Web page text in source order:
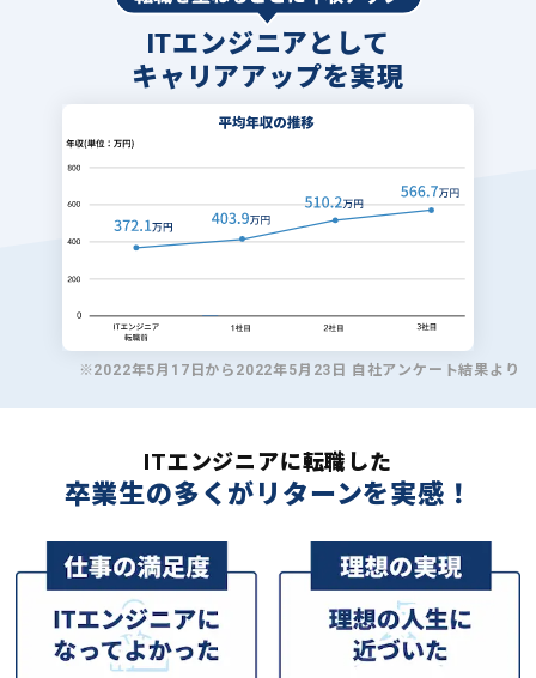
ITエンジニアとして
キャリアアップを実現
※2022年5月17日から2022年5月23日 自社アンケート結果より
ITエンジニアに転職した
卒業生の多くがリターンを実感！